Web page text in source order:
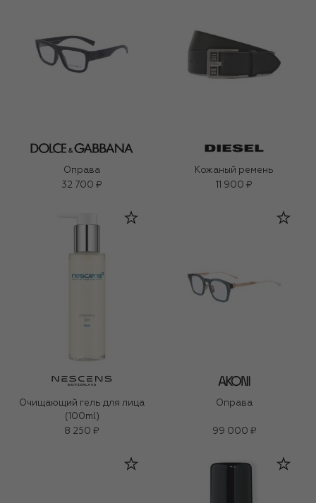
Оправа
32 700 ₽
Кожаный ремень
11 900 ₽
Очищающий гель для лица
(100ml)
8 250 ₽
Оправа
99 000 ₽